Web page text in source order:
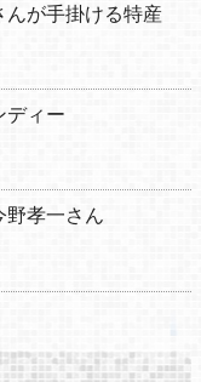
が手掛ける特産
ディー
野孝一さん